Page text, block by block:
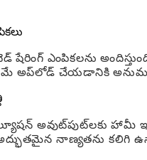
షేరింగ్ ఎంపికలను
అప్‌లోడ్ చేయడానికి
అవుట్‌పుట్‌లకు
నాణ్యతను కలిగి